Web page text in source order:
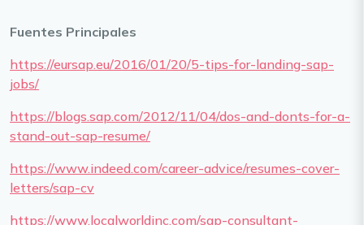
Fuentes Principales
https://eursap.eu/2016/01/20/5-tips-for-landing-sap-
jobs/
https://blogs.sap.com/2012/11/04/dos-and-donts-for-a-
stand-out-sap-resume/
https://www.indeed.com/career-advice/resumes-cover-
letters/sap-cv
https://www.localworldinc.com/sap-consultant-